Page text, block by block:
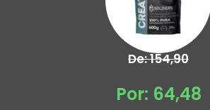
De: 154,90
Por: 64,48